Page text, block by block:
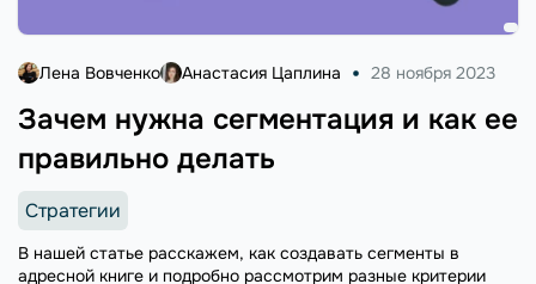
Зачем нужна сегментация и как ее
правильно делать
Лена Вовченко Анастасия Цаплина 28 ноября 2023
Стратегии
В нашей статье расскажем, как создавать сегменты в
адресной книге и подробно рассмотрим разные критерии